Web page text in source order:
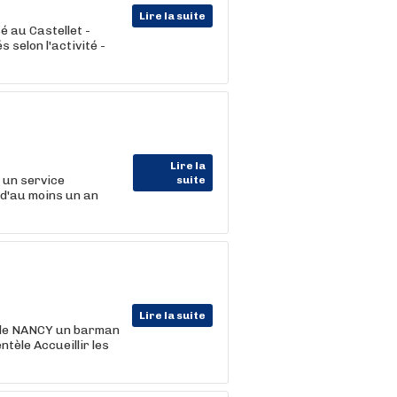
Lire la suite
au Castellet -
selon l'activité -
Lire la
suite
un service
moins un an
Lire la suite
NANCY un barman
Accueillir les